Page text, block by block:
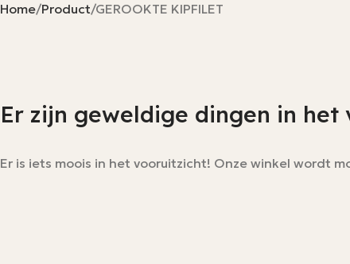
Home Product GEROOKTE KIPFILET
Er zijn geweldige dingen in het
Er is iets moois in het vooruitzicht! Onze winkel wordt